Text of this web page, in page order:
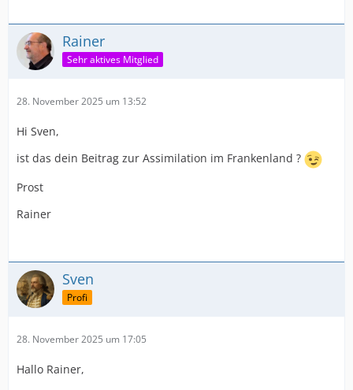
Rainer
Sehr aktives Mitglied
28. November 2025 um 13:52
Hi Sven,
ist das dein Beitrag zur Assimilation im Frankenland ?
Prost
Rainer
Sven
Profi
28. November 2025 um 17:05
Hallo Rainer,